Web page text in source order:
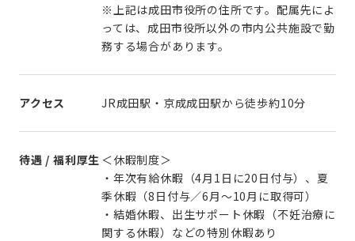
※上記は成田市役所の住所です。配属先によ
っては、成田市役所以外の市内公共施設で勤
務する場合があります。
アクセス JR成田駅・京成成田駅から徒歩約10分
待遇 / 福利厚生 ＜休暇制度＞
・年次有給休暇（4月1日に20日付与）、夏
季休暇（8日付与／6月～10月に取得可）
・結婚休暇、出生サポート休暇（不妊治療に
関する休暇）などの特別休暇あり